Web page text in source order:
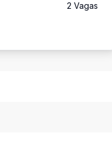
2 Vagas